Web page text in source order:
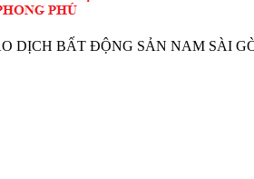
DỊCH BẤT ĐỘNG SẢN NAM SÀI